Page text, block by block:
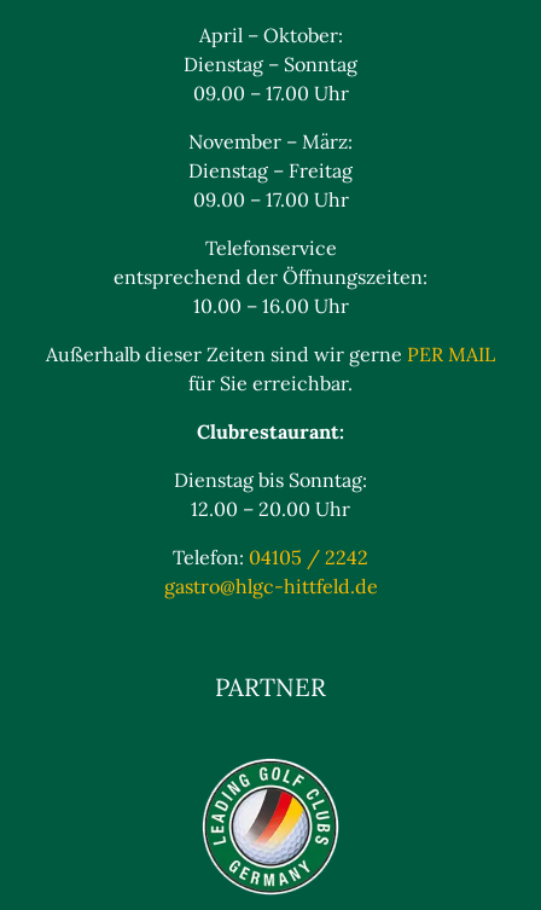
April – Oktober:
Dienstag – Sonntag
09.00 – 17.00 Uhr
November – März:
Dienstag – Freitag
09.00 – 17.00 Uhr
Telefonservice
entsprechend der Öffnungszeiten:
10.00 – 16.00 Uhr
Außerhalb dieser Zeiten sind wir gerne PER MAIL
für Sie erreichbar.
Clubrestaurant:
Dienstag bis Sonntag:
12.00 – 20.00 Uhr
Telefon: 04105 / 2242
gastro@hlgc-hittfeld.de
PARTNER